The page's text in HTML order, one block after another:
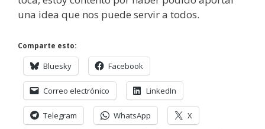
una idea que nos puede servir a todos.
Comparte esto:
Bluesky Facebook
Correo electrónico LinkedIn
Telegram WhatsApp X